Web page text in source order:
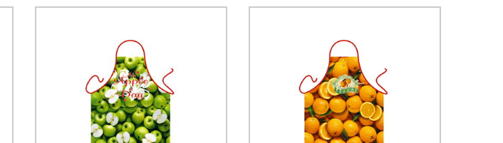
jsem se s podmínkamiOchrany osobních údajůspolečnosti Bomba s.r.o.*